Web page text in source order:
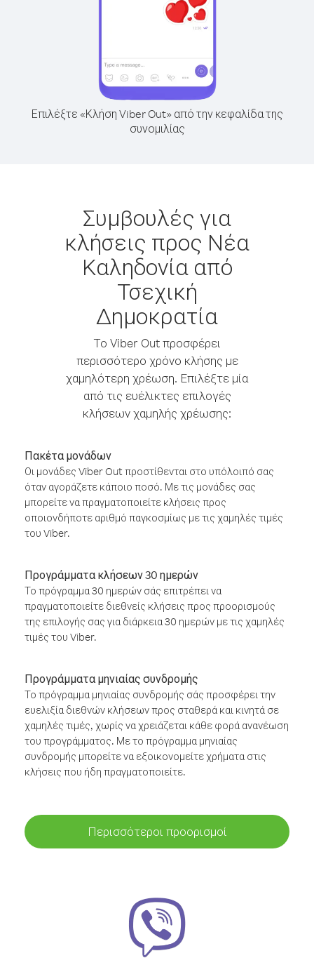
Επιλέξτε «Κλήση Viber Out» από την κεφαλίδα της
συνομιλίας
Συμβουλές για
κλήσεις προς Νέα
Καληδονία από
Τσεχική
Δημοκρατία
Το Viber Out προσφέρει
περισσότερο χρόνο κλήσης με
χαμηλότερη χρέωση. Επιλέξτε μία
από τις ευέλικτες επιλογές
κλήσεων χαμηλής χρέωσης:
Πακέτα μονάδων
Οι μονάδες Viber Out προστίθενται στο υπόλοιπό σας
όταν αγοράζετε κάποιο ποσό. Με τις μονάδες σας
μπορείτε να πραγματοποιείτε κλήσεις προς
οποιονδήποτε αριθμό παγκοσμίως με τις χαμηλές τιμές
του Viber.
Προγράμματα κλήσεων 30 ημερών
Το πρόγραμμα 30 ημερών σάς επιτρέπει να
πραγματοποιείτε διεθνείς κλήσεις προς προορισμούς
της επιλογής σας για διάρκεια 30 ημερών με τις χαμηλές
τιμές του Viber.
Προγράμματα μηνιαίας συνδρομής
Το πρόγραμμα μηνιαίας συνδρομής σάς προσφέρει την
ευελιξία διεθνών κλήσεων προς σταθερά και κινητά σε
χαμηλές τιμές, χωρίς να χρειάζεται κάθε φορά ανανέωση
του προγράμματος. Με το πρόγραμμα μηνιαίας
συνδρομής μπορείτε να εξοικονομείτε χρήματα στις
κλήσεις που ήδη πραγματοποιείτε.
Περισσότεροι προορισμοί